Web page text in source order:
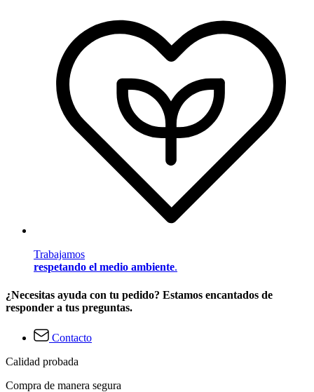
Trabajamos
respetando el medio ambiente.
¿Necesitas ayuda con tu pedido? Estamos encantados de
responder a tus preguntas.
Contacto
Calidad probada
Compra de manera segura